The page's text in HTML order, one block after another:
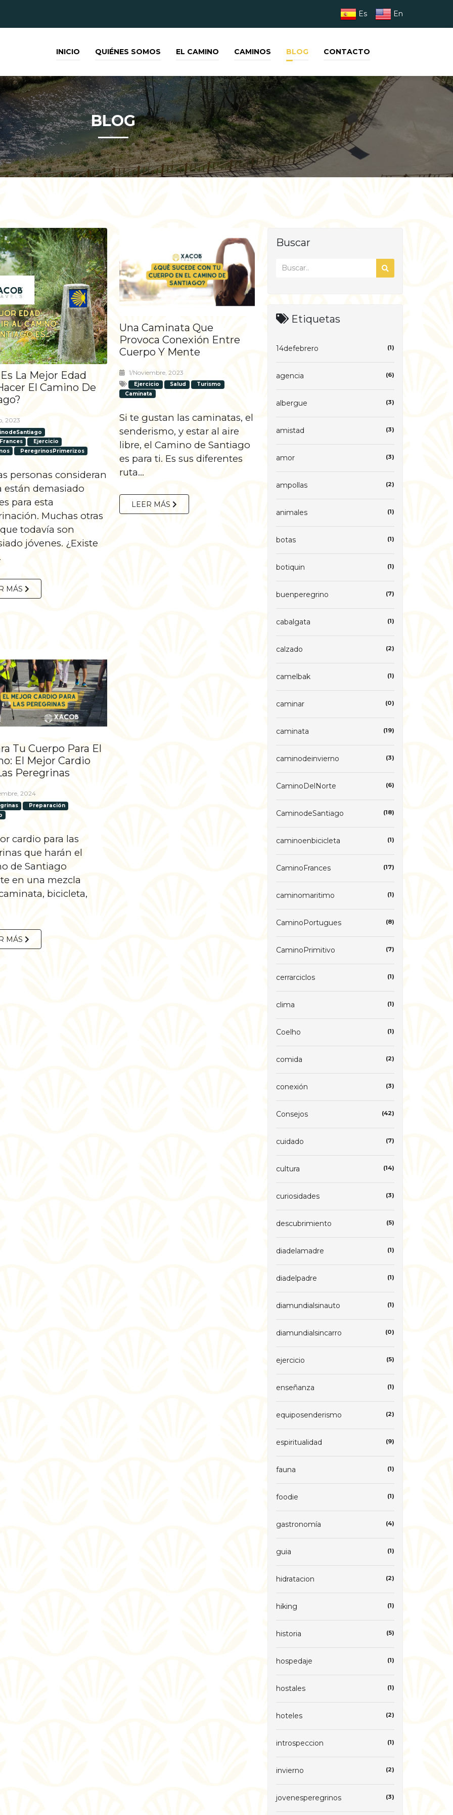
Es En
INICIO QUIÉNES SOMOS EL CAMINO CAMINOS BLOG CONTACTO
BLOG
La Mejor Edad
El Camino De
2023
Ejercicio
PeregrinosPrimerizos
personas consideran
están demasiado
para esta
Muchas otras
todavía son
jóvenes. ¿Existe
MÁS
Una Caminata Que
Provoca Conexión Entre
Cuerpo Y Mente
1/noviembre, 2023
Ejercicio Salud
Turismo
Caminata
Si te gustan las caminatas, el
senderismo, y estar al aire
libre, el Camino de Santiago
es para ti. Es sus diferentes
ruta...
LEER MÁS
Tu Cuerpo Para El
El Mejor Cardio
Peregrinas
2024
Preparación
cardio para las
que harán el
de Santiago
en una mezcla
bicicleta,
MÁS
Buscar
Etiquetas
14defebrero (1)
agencia (6)
albergue (3)
amistad (3)
amor (3)
ampollas (2)
animales (1)
botas (1)
botiquin (1)
buenperegrino (7)
cabalgata (1)
calzado (2)
camelbak (1)
caminar (0)
caminata (19)
caminodeinvierno (3)
CaminoDelNorte (6)
CaminodeSantiago (18)
caminoenbicicleta (1)
CaminoFrances (17)
caminomaritimo (1)
CaminoPortugues (8)
CaminoPrimitivo (7)
cerrarciclos (1)
clima (1)
Coelho (1)
comida (2)
conexión (3)
Consejos (42)
cuidado (7)
cultura (14)
curiosidades (3)
descubrimiento (5)
diadelamadre (1)
diadelpadre (1)
diamundialsinauto (1)
diamundialsincarro (0)
ejercicio (5)
enseñanza (1)
equiposenderismo (2)
espiritualidad (9)
fauna (1)
foodie (1)
gastronomía (4)
guia (1)
hidratacion (2)
hiking (1)
historia (5)
hospedaje (1)
hostales (1)
hoteles (2)
introspeccion (1)
invierno (2)
jovenesperegrinos (3)